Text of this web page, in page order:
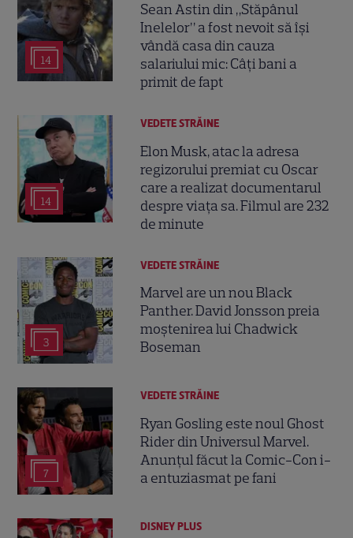
14
Sean Astin din „Stăpânul
Inelelor” a fost nevoit să își
vândă casa din cauza
salariului mic: Câți bani a
primit de fapt
14
VEDETE STRĂINE
Elon Musk, atac la adresa
regizorului premiat cu Oscar
care a realizat documentarul
despre viața sa. Filmul are 232
de minute
3
VEDETE STRĂINE
Marvel are un nou Black
Panther. David Jonsson preia
moștenirea lui Chadwick
Boseman
7
VEDETE STRĂINE
Ryan Gosling este noul Ghost
Rider din Universul Marvel.
Anunțul făcut la Comic-Con i-
a entuziasmat pe fani
DISNEY PLUS